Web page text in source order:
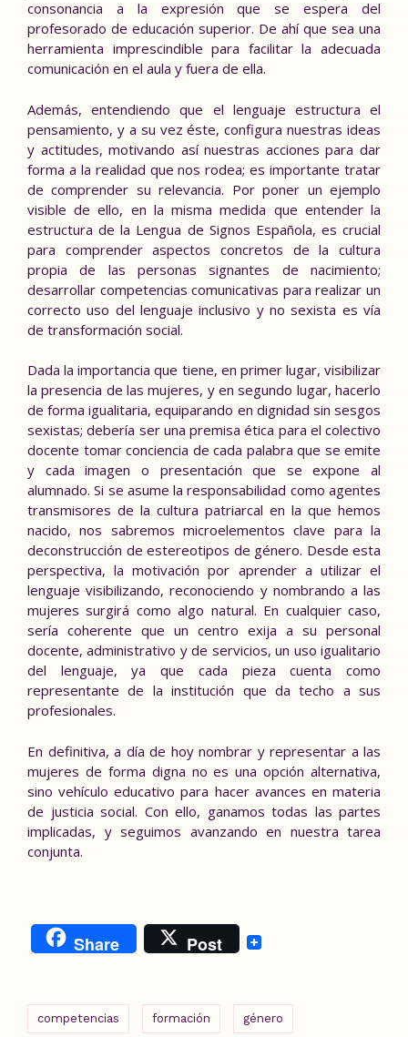
consonancia a la expresión que se espera del
profesorado de educación superior. De ahí que sea una
herramienta imprescindible para facilitar la adecuada
comunicación en el aula y fuera de ella.
Además, entendiendo que el lenguaje estructura el
pensamiento, y a su vez éste, configura nuestras ideas
y actitudes, motivando así nuestras acciones para dar
forma a la realidad que nos rodea; es importante tratar
de comprender su relevancia. Por poner un ejemplo
visible de ello, en la misma medida que entender la
estructura de la Lengua de Signos Española, es crucial
para comprender aspectos concretos de la cultura
propia de las personas signantes de nacimiento;
desarrollar competencias comunicativas para realizar un
correcto uso del lenguaje inclusivo y no sexista es vía
de transformación social.
Dada la importancia que tiene, en primer lugar, visibilizar
la presencia de las mujeres, y en segundo lugar, hacerlo
de forma igualitaria, equiparando en dignidad sin sesgos
sexistas; debería ser una premisa ética para el colectivo
docente tomar conciencia de cada palabra que se emite
y cada imagen o presentación que se expone al
alumnado. Si se asume la responsabilidad como agentes
transmisores de la cultura patriarcal en la que hemos
nacido, nos sabremos microelementos clave para la
deconstrucción de estereotipos de género. Desde esta
perspectiva, la motivación por aprender a utilizar el
lenguaje visibilizando, reconociendo y nombrando a las
mujeres surgirá como algo natural. En cualquier caso,
sería coherente que un centro exija a su personal
docente, administrativo y de servicios, un uso igualitario
del lenguaje, ya que cada pieza cuenta como
representante de la institución que da techo a sus
profesionales.
En definitiva, a día de hoy nombrar y representar a las
mujeres de forma digna no es una opción alternativa,
sino vehículo educativo para hacer avances en materia
de justicia social. Con ello, ganamos todas las partes
implicadas, y seguimos avanzando en nuestra tarea
conjunta.
Share Post
competencias formación género